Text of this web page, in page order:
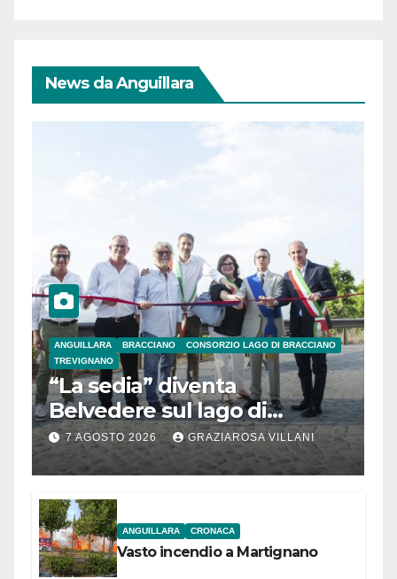
News da Anguillara
ANGUILLARA BRACCIANO
CONSORZIO LAGO DI BRACCIANO
TREVIGNANO
“La sedia” diventa
Belvedere sul lago di
Bracciano: ieri
l’inaugurazione
7 AGOSTO 2026 GRAZIAROSA VILLANI
ANGUILLARA CRONACA
Vasto incendio a Martignano